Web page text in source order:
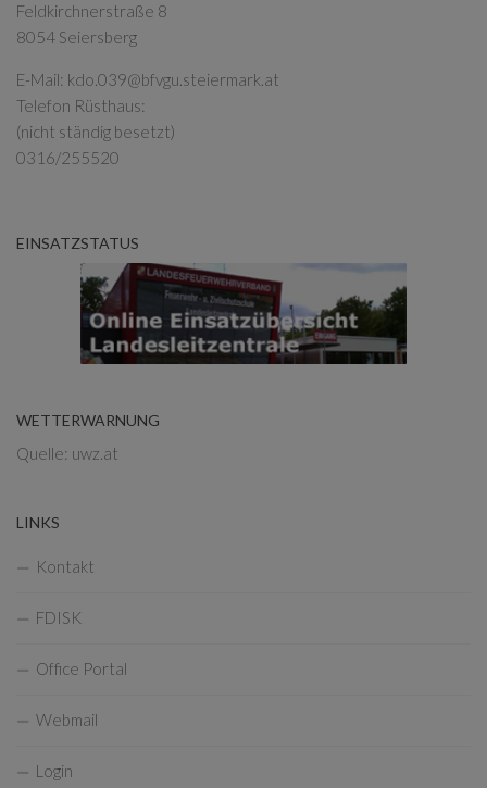
Feldkirchnerstraße 8
8054 Seiersberg
E-Mail: kdo.039@bfvgu.steiermark.at
Telefon Rüsthaus:
(nicht ständig besetzt)
0316/255520
EINSATZSTATUS
WETTERWARNUNG
Quelle: uwz.at
LINKS
Kontakt
FDISK
Office Portal
Webmail
Login